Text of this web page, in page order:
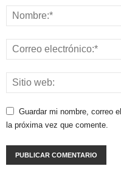
Guardar mi nombre, correo
la próxima vez que comente.